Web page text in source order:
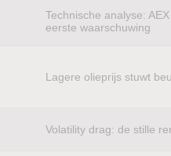
Technische analyse:
eerste waarschuwing
Lagere olieprijs stuwt
Volatility drag: de stille